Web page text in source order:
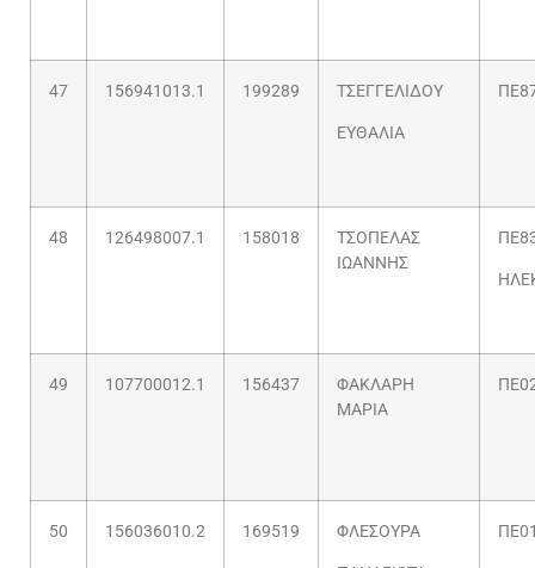
47 156941013.1 199289 ΤΣΕΓΓΕΛΙΔΟΥ
ΕΥΘΑΛΙΑ
48 126498007.1 158018
ΤΣΟΠΕΛΑΣ
ΙΩΑΝΝΗΣ
49 107700012.1 156437
ΦΑΚΛΑΡΗ
ΜΑΡΙΑ
50 156036010.2 169519 ΦΛΕΣΟΥΡΑ